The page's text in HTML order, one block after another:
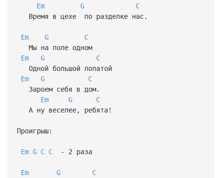
Em
G
C
Время в цехе по разделке нас.
Em G
C
Мы на поле одном
Em
G
C
Одной большой лопатой
Em
G
C
Зароем себя в дом.
Em
G
C
А ну веселее, ребята!
Проигрыш:
Em G C C- 2 раза
Em G
C